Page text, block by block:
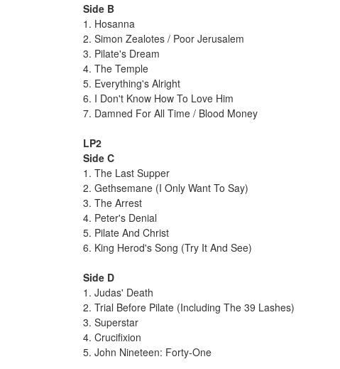
Side B
1. Hosanna
2. Simon Zealotes / Poor Jerusalem
3. Pilate's Dream
4. The Temple
5. Everything's Alright
6. I Don't Know How To Love Him
7. Damned For All Time / Blood Money
LP2
Side C
1. The Last Supper
2. Gethsemane (I Only Want To Say)
3. The Arrest
4. Peter's Denial
5. Pilate And Christ
6. King Herod's Song (Try It And See)
Side D
1. Judas' Death
2. Trial Before Pilate (Including The 39 Lashes)
3. Superstar
4. Crucifixion
5. John Nineteen: Forty-One